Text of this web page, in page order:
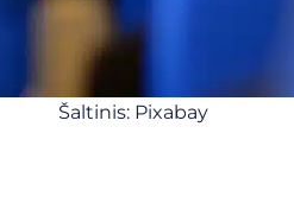
Šaltinis: Pixabay